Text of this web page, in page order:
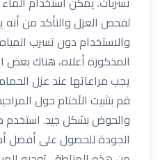
لفحص العزل والتأكد من أنه
والاستخدام دون تسرب
المذكورة أعلاه، هناك بعض
يجب مراعاتها عند عزل
قم بتثبيت الأختام حول
والحوض بشكل جيد. استخدم
الجودة للحصول على أفضل